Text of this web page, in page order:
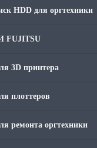
HDD для оргтехники
FUJITSU
3D принтера
плоттеров
ремонта оргтехники